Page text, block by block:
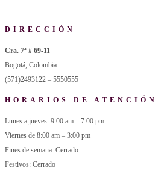
DIRECCIÓN
Cra. 7ª # 69-11
Bogotá, Colombia
(571)2493122 – 5550555
HORARIOS DE ATENCIÓN
Lunes a jueves: 9:00 am – 7:00 pm
Viernes de 8:00 am – 3:00 pm
Fines de semana: Cerrado
Festivos: Cerrado